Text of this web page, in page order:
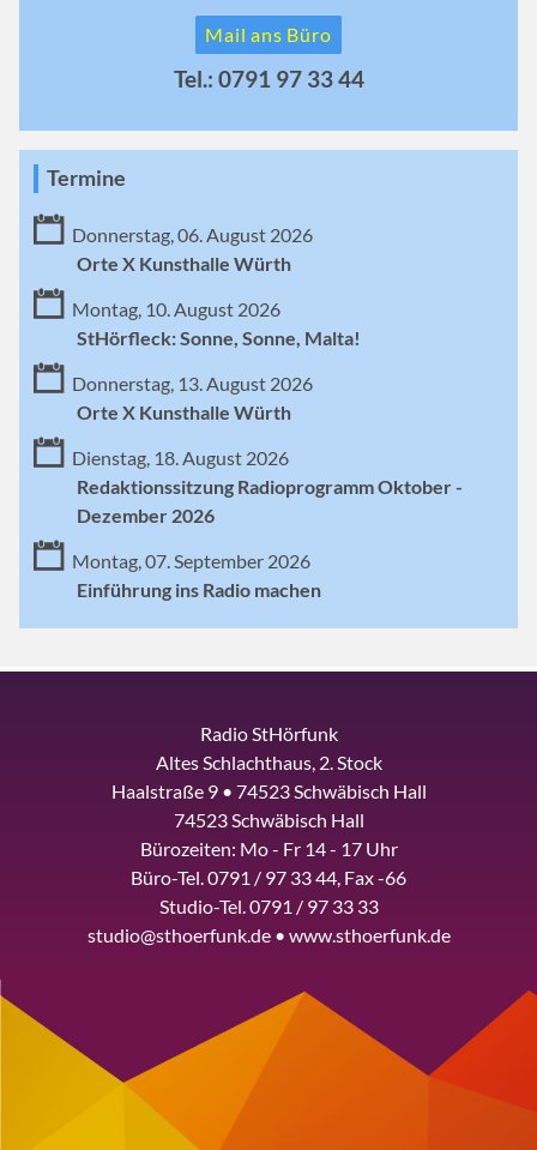
Mail ans Büro
Tel.: 0791 97 33 44
Termine
Donnerstag, 06. August 2026
Orte X Kunsthalle Würth
Montag, 10. August 2026
StHörfleck: Sonne, Sonne, Malta!
Donnerstag, 13. August 2026
Orte X Kunsthalle Würth
Dienstag, 18. August 2026
Redaktionssitzung Radioprogramm Oktober -
Dezember 2026
Montag, 07. September 2026
Einführung ins Radio machen
Radio StHörfunk
Altes Schlachthaus, 2. Stock
Haalstraße 9 • 74523 Schwäbisch Hall
74523 Schwäbisch Hall
Bürozeiten: Mo - Fr 14 - 17 Uhr
Büro-Tel. 0791 / 97 33 44, Fax -66
Studio-Tel. 0791 / 97 33 33
studio@sthoerfunk.de • www.sthoerfunk.de